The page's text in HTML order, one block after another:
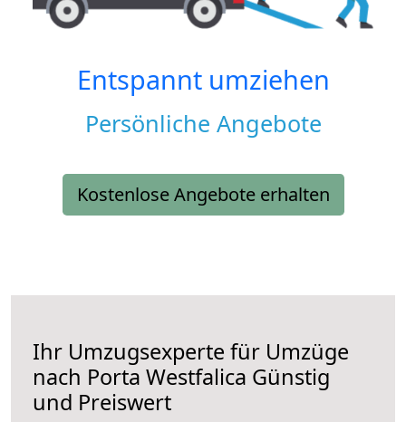
Entspannt umziehen
Persönliche Angebote
Kostenlose Angebote erhalten
Ihr Umzugsexperte für Umzüge
nach Porta Westfalica Günstig
und Preiswert